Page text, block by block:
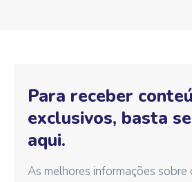
Para receber
exclusivos, basta
aqui.
As melhores informações sobre